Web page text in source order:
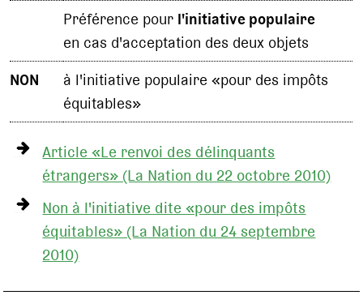
Préférence pour l'initiative populaire
en cas d'acceptation des deux objets
NON
à l'initiative populaire «pour des impôts
équitables»
Article «Le renvoi des délinquants
étrangers» (La Nation du 22 octobre 2010)
Non à l'initiative dite «pour des impôts
équitables» (La Nation du 24 septembre
2010)